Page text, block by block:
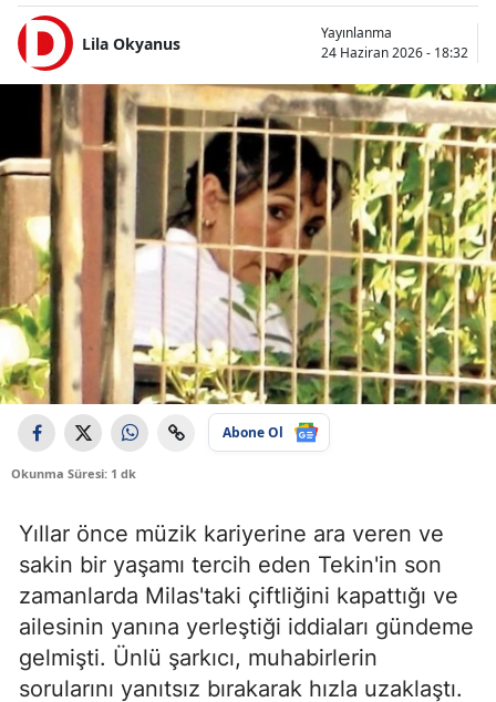
Lila Okyanus
Yayınlanma
24 Haziran 2026 - 18:32
Abone Ol
Okunma Süresi: 1 dk
Yıllar önce müzik kariyerine ara veren ve
sakin bir yaşamı tercih eden Tekin'in son
zamanlarda Milas'taki çiftliğini kapattığı ve
ailesinin yanına yerleştiği iddiaları gündeme
gelmişti. Ünlü şarkıcı, muhabirlerin
sorularını yanıtsız bırakarak hızla uzaklaştı.